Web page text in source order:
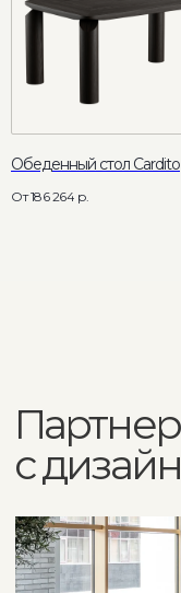
Обеденный стол Cardito
186 264 р.